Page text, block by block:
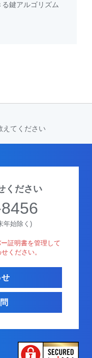
鍵アルゴリズム
えてください
ください
年始除く)
証明書を管理して
ください。